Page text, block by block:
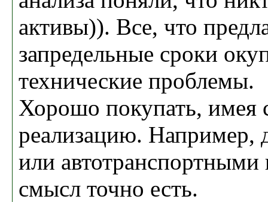
активы)). Все, что
запредельные сроки
технические проблемы.
Хорошо покупать, имея
реализацию. Например,
или
смысл точно есть.